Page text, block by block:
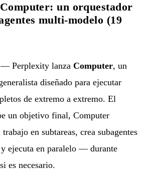
un orquestador
multi-modelo (19
— Perplexity lanza Computer, un
diseñado para ejecutar
de extremo a extremo. El
un objetivo final, Computer
en subtareas, crea subagentes
y ejecuta en paralelo — durante
es necesario.